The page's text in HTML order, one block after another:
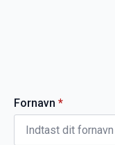
Fornavn *